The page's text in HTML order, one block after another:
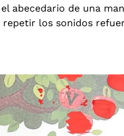
abecedario de una
los sonidos